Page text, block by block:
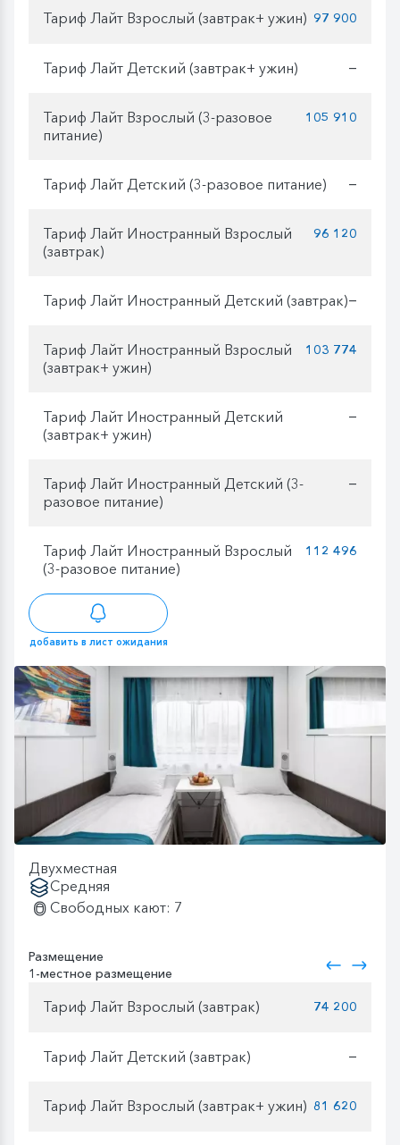
Тариф Лайт Взрослый (завтрак+ ужин) 97 900
Тариф Лайт Детский (завтрак+ ужин) —
Тариф Лайт Взрослый (3-разовое
питание)
105 910
Тариф Лайт Детский (3-разовое питание) —
Тариф Лайт Иностранный Взрослый
(завтрак)
96 120
Тариф Лайт Иностранный Детский (завтрак)—
Тариф Лайт Иностранный Взрослый
(завтрак+ ужин)
103 774
Тариф Лайт Иностранный Детский
(завтрак+ ужин)
—
Тариф Лайт Иностранный Детский (3-
разовое питание)
—
Тариф Лайт Иностранный Взрослый
(3-разовое питание)
112 496
добавить в лист ожидания
Двухместная
Средняя
Свободных кают: 7
Размещение
1-местное размещение
Тариф Лайт Взрослый (завтрак) 74 200
Тариф Лайт Детский (завтрак) —
Тариф Лайт Взрослый (завтрак+ ужин) 81 620